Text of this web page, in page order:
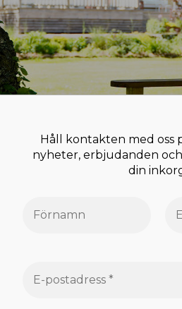
Håll kontakten med oss
nyheter, erbjudanden
din